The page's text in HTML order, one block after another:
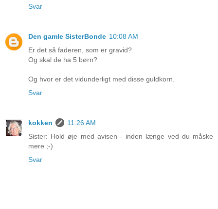
Svar
Den gamle SisterBonde 10:08 AM
Er det så faderen, som er gravid?
Og skal de ha 5 børn?
Og hvor er det vidunderligt med disse guldkorn.
Svar
kokken
11:26 AM
Sister: Hold øje med avisen - inden længe ved du måske
mere ;-)
Svar